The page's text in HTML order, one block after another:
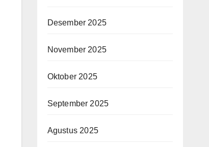
Desember 2025
November 2025
Oktober 2025
September 2025
Agustus 2025